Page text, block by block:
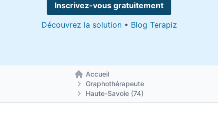
Inscrivez-vous gratuitement
Découvrez la solution• Blog Terapiz
Accueil
Retour à la page d'accueil
Graphothérapeute
Haute-Savoie (74)